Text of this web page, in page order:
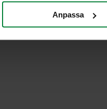
Anpassa